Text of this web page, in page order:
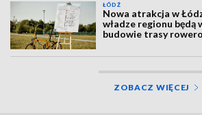
ŁÓDŹ
Nowa atrakcja w
władze regionu będą
budowie trasy
ZOBACZ WIĘCEJ